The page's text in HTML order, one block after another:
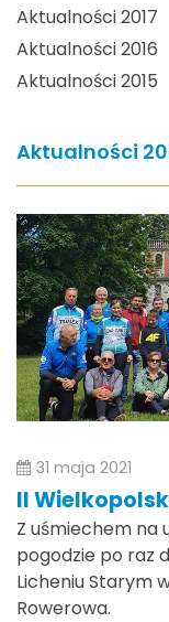
Aktualności 2017
Aktualności 2016
Aktualności 2015
Aktualności
31 maja 2021
II
Z uśmiechem na
pogodzie po raz
Licheniu Starym
Rowerowa.